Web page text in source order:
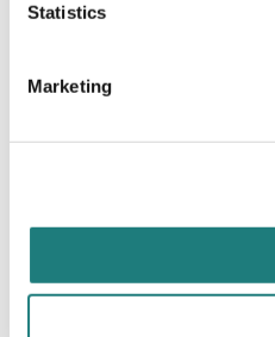
Statistics
Marketing